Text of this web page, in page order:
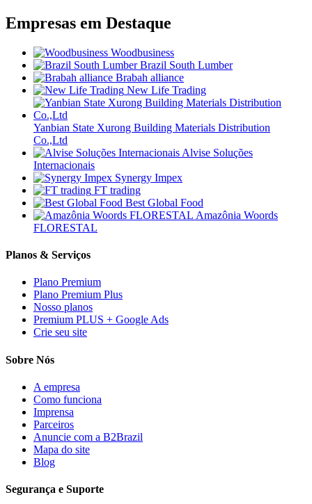
Empresas em Destaque
Woodbusiness
Brazil South Lumber
Brabah alliance
New Life Trading
Yanbian State Xurong Building Materials Distribution
Co.,Ltd
Alvise Soluções
Internacionais
Synergy Impex
FT trading
Best Global Food
Amazônia Woords
FLORESTAL
Planos & Serviços
Plano Premium
Plano Premium Plus
Nosso planos
Premium PLUS + Google Ads
Crie seu site
Sobre Nós
A empresa
Como funciona
Imprensa
Parceiros
Anuncie com a B2Brazil
Mapa do site
Blog
Segurança e Suporte